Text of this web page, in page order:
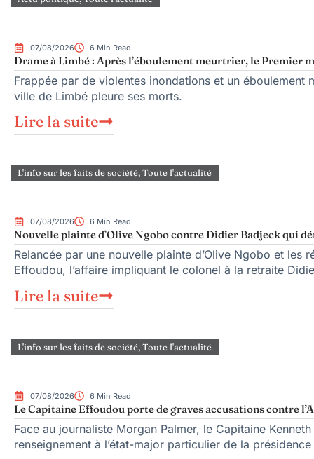
07/08/2026 6 Min Read
Drame à Limbé : Après l’éboulement meurtrier, le Premier
Frappée par de violentes inondations et un
ville de Limbé pleure ses morts.
Lire la suite
L'info sur les faits de société,Toute l'actualité
07/08/2026 6 Min Read
Nouvelle plainte d’Olive Ngobo contre Didier Badjeck qui
Relancée par une nouvelle plainte d’Olive Ngobo et les
Effoudou, l’affaire impliquant le colonel à la retraite
Lire la suite
L'info sur les faits de société,Toute l'actualité
07/08/2026 6 Min Read
Le Capitaine Effoudou porte de graves accusations contre
Face au journaliste Morgan Palmer, le Capitaine
renseignement à l’état-major particulier de la